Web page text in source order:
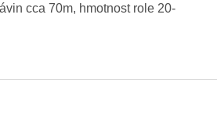
cca 70m, hmotnost role 20-